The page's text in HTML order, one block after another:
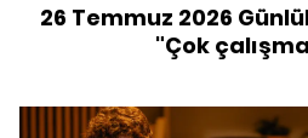
26 Temmuz 2026
"Çok